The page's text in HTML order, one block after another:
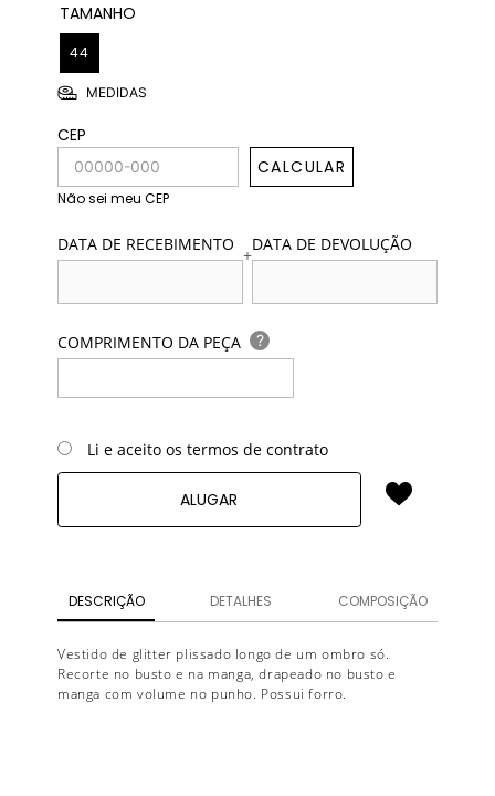
TAMANHO
44
MEDIDAS
CEP
CALCULAR
Não sei meu CEP
DATA DE RECEBIMENTO +DATA DE DEVOLUÇÃO
COMPRIMENTO DA PEÇA ?
Li e aceito os termos de contrato
ALUGAR
DESCRIÇÃO DETALHES COMPOSIÇÃO
Vestido de glitter plissado longo de um ombro só.
Recorte no busto e na manga, drapeado no busto e
manga com volume no punho. Possui forro.